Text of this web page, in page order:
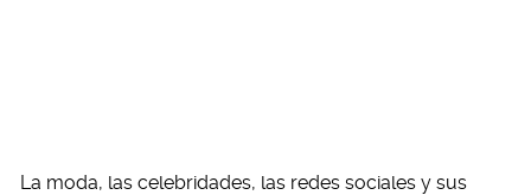
La moda, las celebridades, las redes sociales y sus